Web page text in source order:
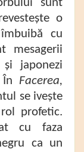
sunt
o
cu
mesagerii
japonezi
În Facerea,
se ivește
profetic.
cu faza
ca un